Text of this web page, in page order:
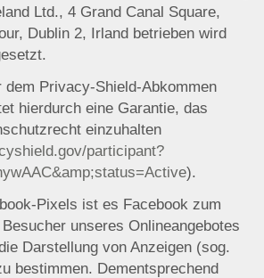
Ltd., 4 Grand Canal Square,
Dublin 2, Irland betrieben wird
dem Privacy-Shield-Abkommen
hierdurch eine Garantie, das
einzuhalten
participant?
).
Pixels ist es Facebook zum
unseres Onlineangebotes
Darstellung von Anzeigen (sog.
bestimmen. Dementsprechend